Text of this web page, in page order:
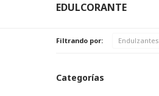
EDULCORANTE
Filtrando por: Endulzantes
Categorías